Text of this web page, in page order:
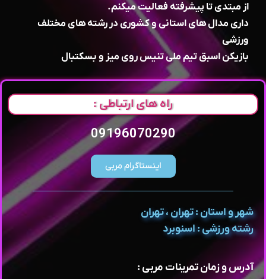
از مبتدی تا پیشرفته فعالیت میکنم.
داری مدال های استانی و کشوری در رشته های مختلف
ورزشی
بازیکن اسبق تیم ملی تنیس روی میز و بسکتبال
راه های ارتباطی :
09196070290
اینستاگرام مربی
شهر و استان : تهران ، تهران
رشته ورزشی : اسنوبرد
آدرس و زمان تمرینات مربی :